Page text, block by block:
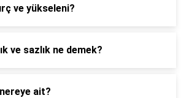
ve yükseleni?
ve sazlık ne demek?
ait?